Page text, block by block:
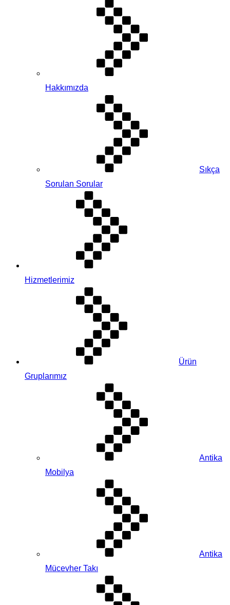
Hakkımızda
Sıkça
Sorulan Sorular
Hizmetlerimiz
Ürün
Gruplarımız
Antika
Mobilya
Antika
Mücevher Takı